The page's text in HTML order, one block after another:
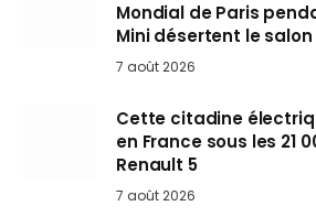
Mondial de Paris
Mini désertent le salon
7 août 2026
Cette citadine
en France sous les 21
Renault 5
7 août 2026